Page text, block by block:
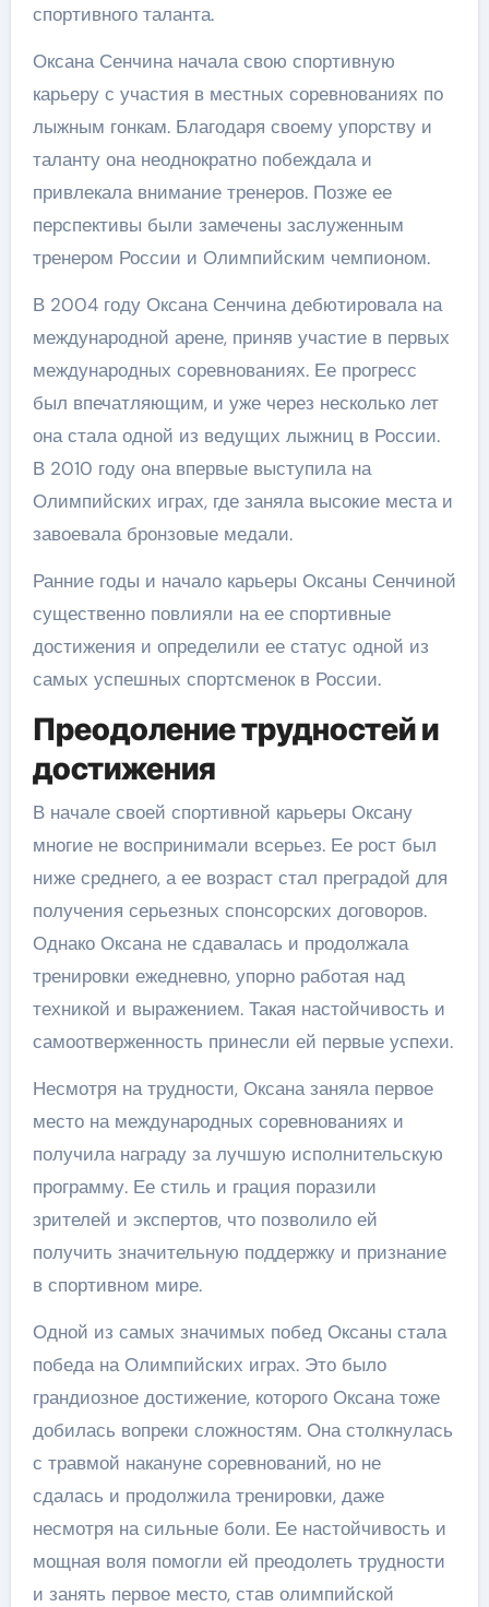
спортивного таланта.
Оксана Сенчина начала свою спортивную
карьеру с участия в местных соревнованиях по
лыжным гонкам. Благодаря своему упорству и
таланту она неоднократно побеждала и
привлекала внимание тренеров. Позже ее
перспективы были замечены заслуженным
тренером России и Олимпийским чемпионом.
В 2004 году Оксана Сенчина дебютировала на
международной арене, приняв участие в первых
международных соревнованиях. Ее прогресс
был впечатляющим, и уже через несколько лет
она стала одной из ведущих лыжниц в России.
В 2010 году она впервые выступила на
Олимпийских играх, где заняла высокие места и
завоевала бронзовые медали.
Ранние годы и начало карьеры Оксаны Сенчиной
существенно повлияли на ее спортивные
достижения и определили ее статус одной из
самых успешных спортсменок в России.
Преодоление трудностей и
достижения
В начале своей спортивной карьеры Оксану
многие не воспринимали всерьез. Ее рост был
ниже среднего, а ее возраст стал преградой для
получения серьезных спонсорских договоров.
Однако Оксана не сдавалась и продолжала
тренировки ежедневно, упорно работая над
техникой и выражением. Такая настойчивость и
самоотверженность принесли ей первые успехи.
Несмотря на трудности, Оксана заняла первое
место на международных соревнованиях и
получила награду за лучшую исполнительскую
программу. Ее стиль и грация поразили
зрителей и экспертов, что позволило ей
получить значительную поддержку и признание
в спортивном мире.
Одной из самых значимых побед Оксаны стала
победа на Олимпийских играх. Это было
грандиозное достижение, которого Оксана тоже
добилась вопреки сложностям. Она столкнулась
с травмой накануне соревнований, но не
сдалась и продолжила тренировки, даже
несмотря на сильные боли. Ее настойчивость и
мощная воля помогли ей преодолеть трудности
и занять первое место, став олимпийской